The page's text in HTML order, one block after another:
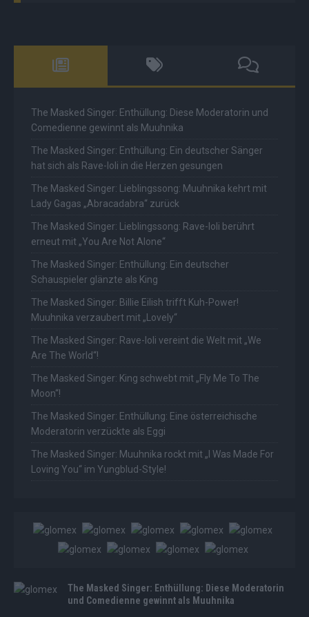
The Masked Singer: Enthüllung: Diese Moderatorin und
Comedienne gewinnt als Muuhnika
The Masked Singer: Enthüllung: Ein deutscher Sänger
hat sich als Rave-Ioli in die Herzen gesungen
The Masked Singer: Lieblingssong: Muuhnika kehrt mit
Lady Gagas „Abracadabra“ zurück
The Masked Singer: Lieblingssong: Rave-Ioli berührt
erneut mit „You Are Not Alone“
The Masked Singer: Enthüllung: Ein deutscher
Schauspieler glänzte als King
The Masked Singer: Billie Eilish trifft Kuh-Power!
Muuhnika verzaubert mit „Lovely“
The Masked Singer: Rave-Ioli vereint die Welt mit „We
Are The World“!
The Masked Singer: King schwebt mit „Fly Me To The
Moon“!
The Masked Singer: Enthüllung: Eine österreichische
Moderatorin verzückte als Eggi
The Masked Singer: Muuhnika rockt mit „I Was Made For
Loving You“ im Yungblud-Style!
The Masked Singer: Enthüllung: Diese Moderatorin
und Comedienne gewinnt als Muuhnika